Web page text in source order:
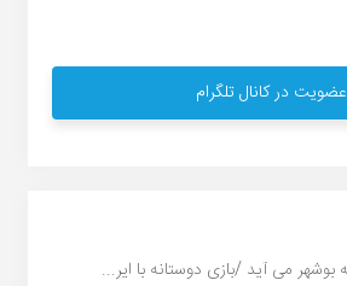
عضویت در کانال تلگرام
می آید /بازی دوستانه با ایر...